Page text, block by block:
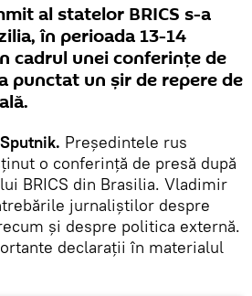
al statelor BRICS s-a
în perioada 13-14
cadrul unei conferințe de
punctat un șir de repere de
Președintele rus
o conferință de presă după
BRICS din Brasilia. Vladimir
jurnaliștilor despre
și despre politica externă.
declarații în materialul